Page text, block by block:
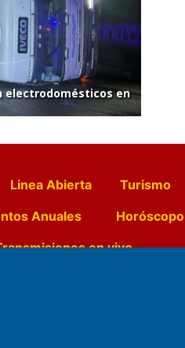
electrodomésticos en
Linea Abierta Turismo
Anuales Horóscopo
en vivo